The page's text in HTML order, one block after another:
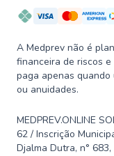
A Medprev não é
financeira de riscos
paga apenas quando
ou anuidades.
MEDPREV.ONLINE
62 / Inscrição
Djalma Dutra, n°